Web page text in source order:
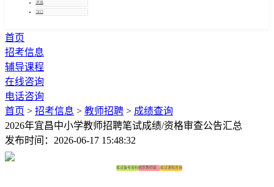
武昌
汉口
首页
招考信息
辅导课程
在线咨询
电话咨询
首页 > 招考信息 > 教师招聘 > 成绩查询
2026年宜昌中小学教师招聘笔试成绩/资格审查公告汇总
发布时间：2026-06-17 15:48:32
笔试备考资料 桃李教师基地班笔试课程咨询